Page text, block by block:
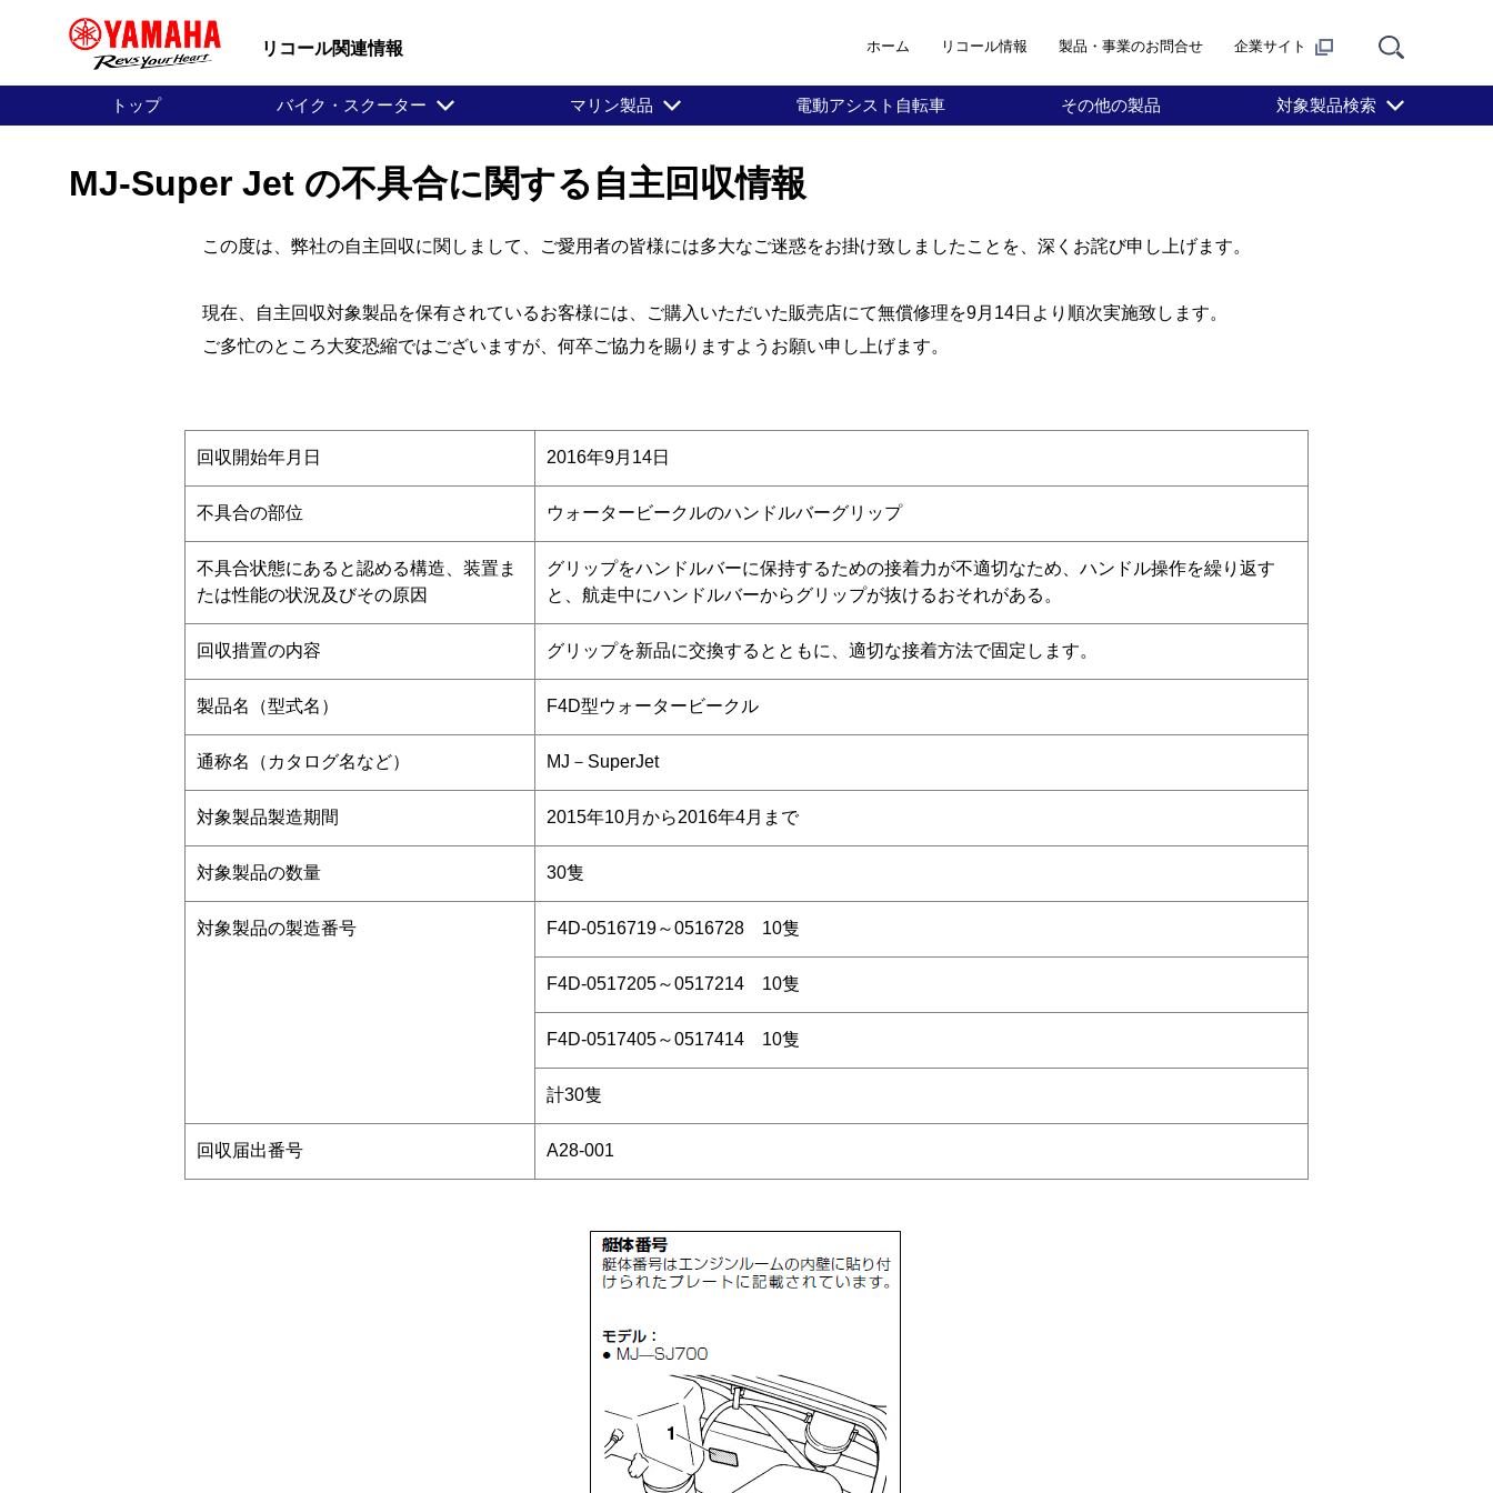
リコール関連情報 ホーム リコール情報 製品・事業のお問合せ 企業サイト
トップ バイク・スクーター マリン製品 電動アシスト自転車 その他の製品 対象製品検索
MJ-Super Jet の不具合に関する自主回収情報
この度は、弊社の自主回収に関しまして、ご愛用者の皆様には多大なご迷惑をお掛け致しましたことを、深くお詫び申し上げます。
現在、自主回収対象製品を保有されているお客様には、ご購入いただいた販売店にて無償修理を9月14日より順次実施致します。
ご多忙のところ大変恐縮ではございますが、何卒ご協力を賜りますようお願い申し上げます。
回収開始年月日 2016年9月14日
不具合の部位 ウォータービークルのハンドルバーグリップ
不具合状態にあると認める構造、装置ま
たは性能の状況及びその原因
グリップをハンドルバーに保持するための接着力が不適切なため、ハンドル操作を繰り返す
と、航走中にハンドルバーからグリップが抜けるおそれがある。
回収措置の内容 グリップを新品に交換するとともに、適切な接着方法で固定します。
製品名（型式名） F4D型ウォータービークル
通称名（カタログ名など） MJ－SuperJet
対象製品製造期間 2015年10月から2016年4月まで
対象製品の数量 30隻
対象製品の製造番号 F4D-0516719～0516728 10隻
F4D-0517205～0517214 10隻
F4D-0517405～0517414 10隻
計30隻
回収届出番号 A28-001